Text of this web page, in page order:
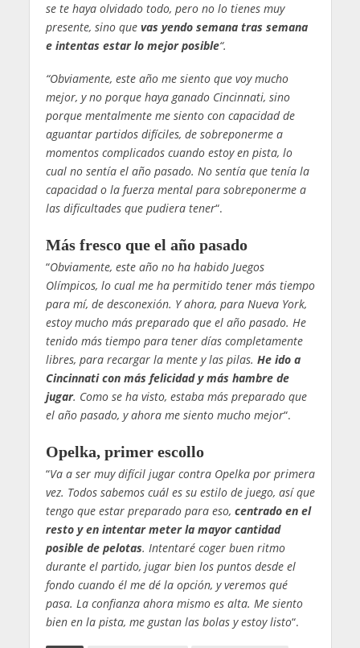
se te haya olvidado todo, pero no lo tienes muy
presente, sino que vas yendo semana tras semana
e intentas estar lo mejor posible“.
“Obviamente, este año me siento que voy mucho
mejor, y no porque haya ganado Cincinnati, sino
porque mentalmente me siento con capacidad de
aguantar partidos difíciles, de sobreponerme a
momentos complicados cuando estoy en pista, lo
cual no sentía el año pasado. No sentía que tenía la
capacidad o la fuerza mental para sobreponerme a
las dificultades que pudiera tener“.
Más fresco que el año pasado
“Obviamente, este año no ha habido Juegos
Olímpicos, lo cual me ha permitido tener más tiempo
para mí, de desconexión. Y ahora, para Nueva York,
estoy mucho más preparado que el año pasado. He
tenido más tiempo para tener días completamente
libres, para recargar la mente y las pilas. He ido a
Cincinnati con más felicidad y más hambre de
jugar. Como se ha visto, estaba más preparado que
el año pasado, y ahora me siento mucho mejor“.
Opelka, primer escollo
“Va a ser muy difícil jugar contra Opelka por primera
vez. Todos sabemos cuál es su estilo de juego, así que
tengo que estar preparado para eso, centrado en el
resto y en intentar meter la mayor cantidad
posible de pelotas. Intentaré coger buen ritmo
durante el partido, jugar bien los puntos desde el
fondo cuando él me dé la opción, y veremos qué
pasa. La confianza ahora mismo es alta. Me siento
bien en la pista, me gustan las bolas y estoy listo“.